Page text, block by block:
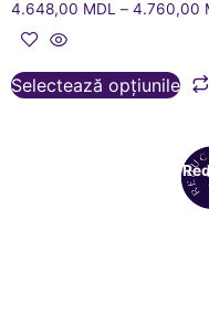
4.648,00 MDL – 4.760,00
Selectează opțiunile